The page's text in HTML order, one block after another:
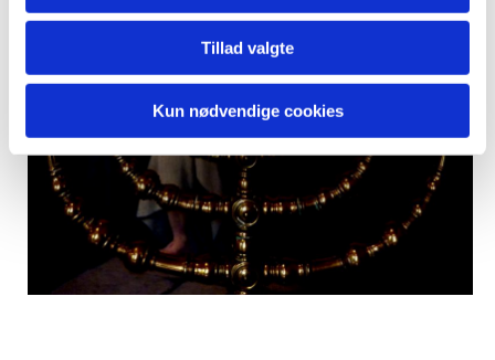
Tillad valgte
Kun nødvendige cookies